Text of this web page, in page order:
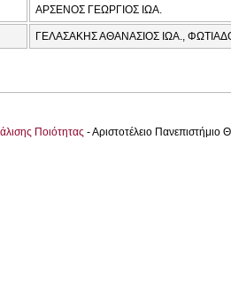
ΑΡΣΕΝΟΣ ΓΕΩΡΓΙΟΣ ΙΩΑ.
ΓΕΛΑΣΑΚΗΣ ΑΘΑΝΑΣΙΟΣ ΙΩΑ.,
Ποιότητας - Αριστοτέλειο